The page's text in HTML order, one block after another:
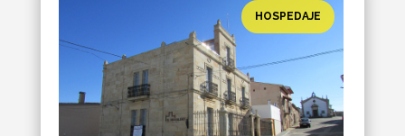
HOSPEDAJE